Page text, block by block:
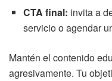
CTA final: invita a
servicio o agendar
Mantén el contenido
agresivamente. Tu